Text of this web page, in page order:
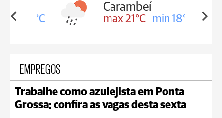
18°C
Carambeí
max 21°C min 18°C
EMPREGOS
Trabalhe como azulejista em Ponta
Grossa; confira as vagas desta sexta